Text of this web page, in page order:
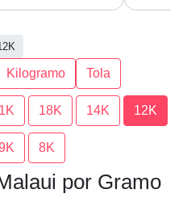
Kilogramo Tola
18K 14K 12K
8K
por Gramo